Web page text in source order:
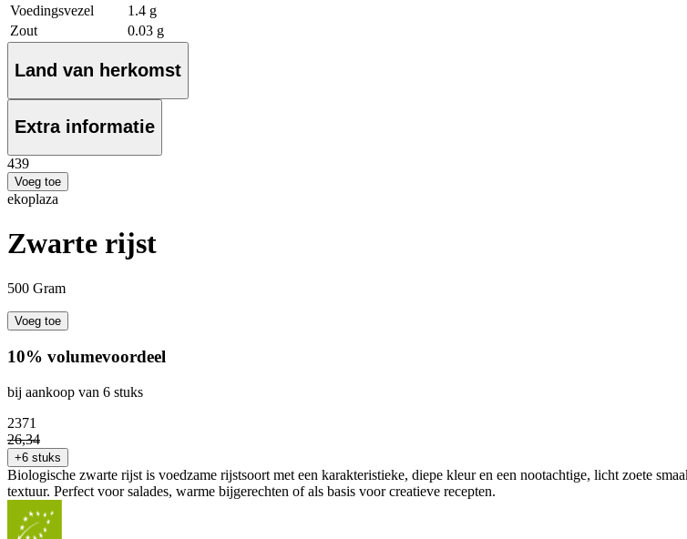
Voedingsvezel
1.4 g
Zout
0.03 g
Land van herkomst
Extra informatie
439
Voeg toe
ekoplaza
Zwarte rijst
500 Gram
Voeg toe
10% volumevoordeel
bij aankoop van 6 stuks
2371
26,34
+6 stuks
Biologische zwarte rijst is voedzame rijstsoort met een karakteristieke, diepe kleur en een nootachtige, licht zoete
textuur. Perfect voor salades, warme bijgerechten of als basis voor creatieve recepten.